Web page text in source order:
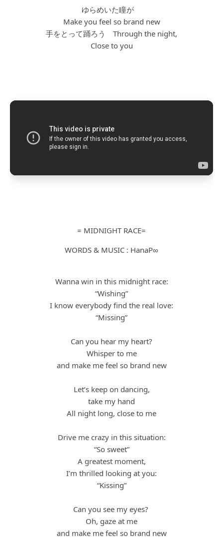
ゆらめいた瞳が
Make you feel so brand new
手をとって踊ろう Through the night,
Close to you
= MIDNIGHT RACE=
WORDS & MUSIC : HanaP∞
Wanna win in this midnight race:
“Wishing”
I know everybody find the real love:
“Missing”
Can you hear my heart?
Whisper to me
and make me feel so brand new
Let’s keep on dancing,
take my hand
All night long, close to me
Drive me crazy in this situation:
“So sweet”
A greatest moment,
I’m thrilled looking at you:
“Kissing”
Can you see my eyes?
Oh, gaze at me
and make me feel so brand new